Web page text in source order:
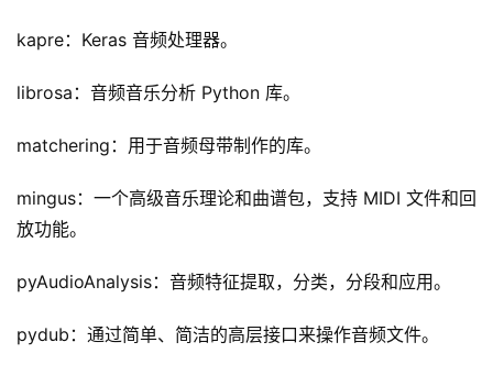
kapre：Keras 音频处理器。
librosa：音频音乐分析 Python 库。
matchering：用于音频母带制作的库。
mingus：一个高级音乐理论和曲谱包，支持 MIDI 文件和回
放功能。
pyAudioAnalysis：音频特征提取，分类，分段和应用。
pydub：通过简单、简洁的高层接口来操作音频文件。